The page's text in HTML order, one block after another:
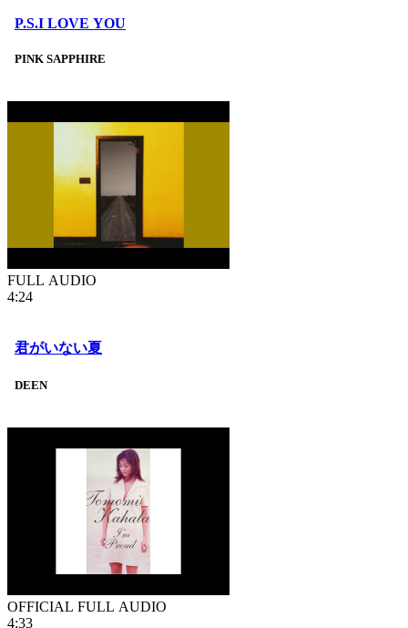
P.S.I LOVE YOU
PINK SAPPHIRE
FULL AUDIO
4:24
君がいない夏
DEEN
OFFICIAL FULL AUDIO
4:33